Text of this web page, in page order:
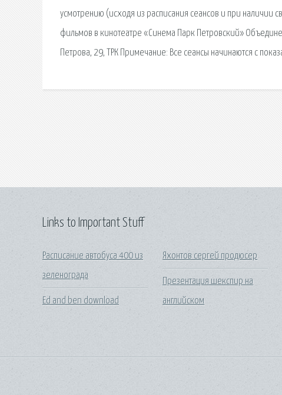
усмотрению (исходя из расписания сеансов и при наличии
фильмов в кинотеатре «Синема Парк Петровский»
Петрова, 29, ТРК Примечание: Все сеансы начинаются с
Links to Important Stuff
Расписание автобуса 400 из
зеленограда
Ed and ben download
Яхонтов сергей продюсер
Презентация шекспир на
английском